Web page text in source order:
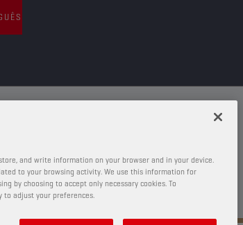
and write information on your browser and in your device.
to your browsing activity. We use this information for
by choosing to accept only necessary cookies. To
to adjust your preferences.